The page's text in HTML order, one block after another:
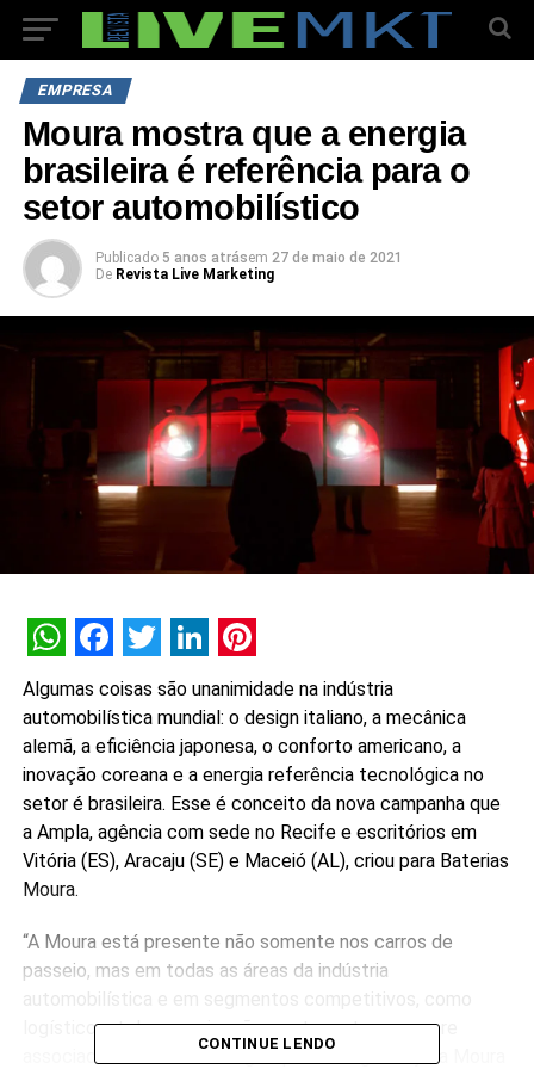
EMPRESA
Moura mostra que a energia
brasileira é referência para o
setor automobilístico
Publicado 5 anos atrásem 27 de maio de 2021
De Revista Live Marketing
WhatsApp
Facebook
Twitter
LinkedIn
Pinterest
Algumas coisas são unanimidade na indústria
automobilística mundial: o design italiano, a mecânica
alemã, a eficiência japonesa, o conforto americano, a
inovação coreana e a energia referência tecnológica no
setor é brasileira. Esse é conceito da nova campanha que
a Ampla, agência com sede no Recife e escritórios em
Vitória (ES), Aracaju (SE) e Maceió (AL), criou para Baterias
Moura.
“A Moura está presente não somente nos carros de
passeio, mas em todas as áreas da indústria
automobilística e em segmentos competitivos, como
logístico e telecomunicações, entre outros, sempre
associada a novas tecnologias para energia. Hoje, a Moura
CONTINUE LENDO